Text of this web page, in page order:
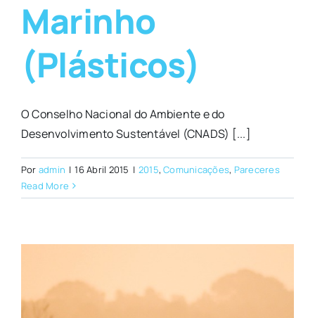
Marinho
(Plásticos)
O Conselho Nacional do Ambiente e do
Desenvolvimento Sustentável (CNADS) [...]
Por admin | 16 Abril 2015 | 2015,Comunicações, Pareceres
Read More